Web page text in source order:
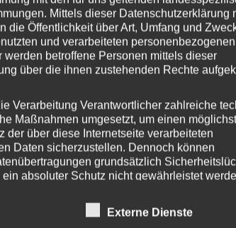
Newsletter
Anmelden
Mittels dieser Datenschutzerklärung
die Öffentlichkeit über Art, Umfang und
und verarbeiteten
werden betroffene Personen mittels dieser
über die ihnen zustehenden Rechte
Verarbeitung Verantwortlicher zahlreiche
Maßnahmen umgesetzt, um einen möglichst
der über diese Internetseite verarbeiteten
Daten sicherzustellen. Dennoch können
grundsätzlich
absoluter Schutz nicht gewährleistet
Daten auch auf alternativen Wegen,
übermitteln.
Externe Dienste